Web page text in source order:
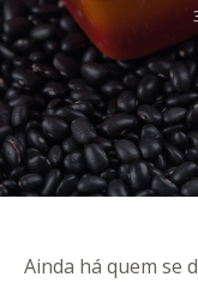
Ainda há quem se